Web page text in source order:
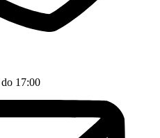
17:00